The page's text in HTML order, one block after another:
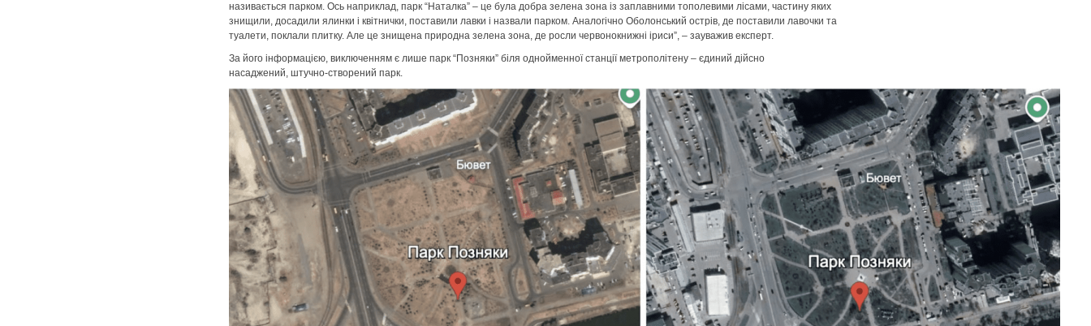
називається парком. Ось наприклад, парк “Наталка” – це була добра зелена зона із заплавними тополевими лісами, частину яких
знищили, досадили ялинки і квітнички, поставили лавки і назвали парком. Аналогічно Оболонський острів, де поставили лавочки та
туалети, поклали плитку. Але це знищена природна зелена зона, де росли червонокнижні іриси”, – зауважив експерт.
За його інформацією, виключенням є лише парк “Позняки” біля однойменної станції метрополітену – єдиний дійсно
насаджений, штучно-створений парк.